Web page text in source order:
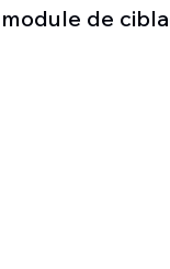
module de